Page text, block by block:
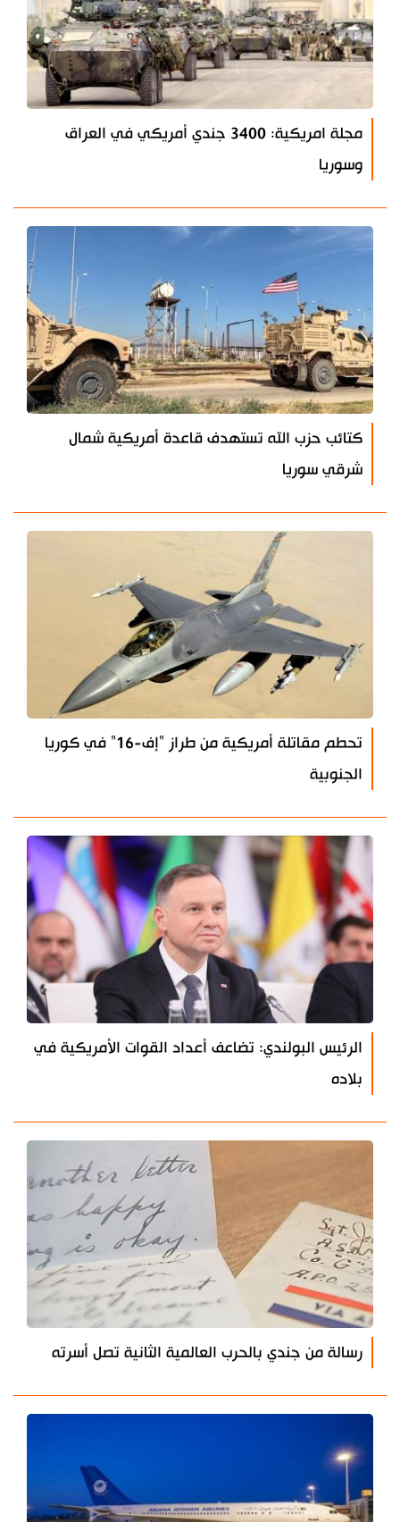
مجلة امريكية: 3400 جندي أمريكي في العراق
وسوريا
كتائب حزب الله تستهدف قاعدة أمريكية شمال
شرقي سوريا
تحطم مقاتلة أمريكية من طراز "إف-16" في كوريا
الجنوبية
الرئيس البولندي: تضاعف أعداد القوات الأمريكية في
بلاده
رسالة من جندي بالحرب العالمية الثانية تصل أسرته